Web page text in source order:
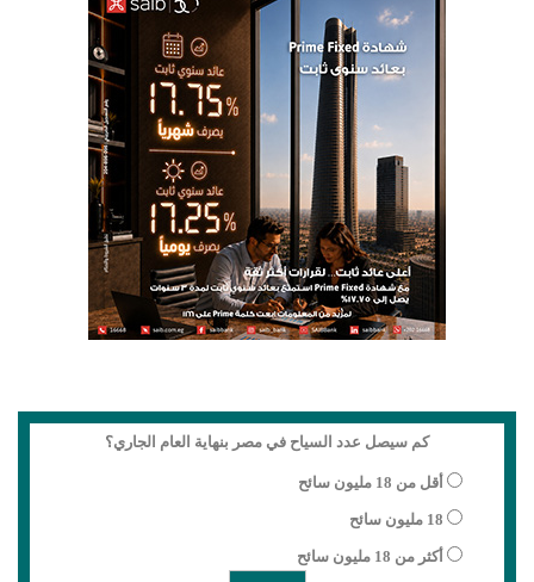
كم سيصل عدد السياح في مصر بنهاية العام الجاري؟
أقل من 18 مليون سائح
18 مليون سائح
أكثر من 18 مليون سائح